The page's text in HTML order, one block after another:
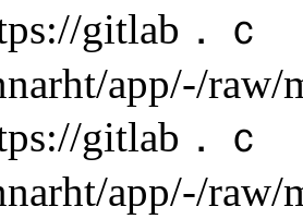
gitlab．ｃ
app/-/
gitlab．ｃ
app/-/